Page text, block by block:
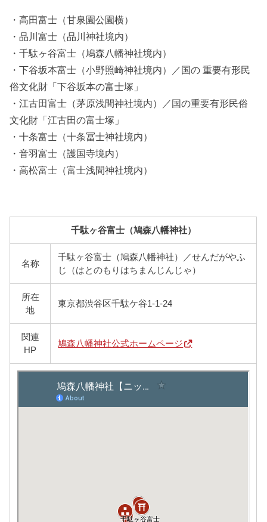
・高田富士（甘泉園公園横）
・品川富士（品川神社境内）
・千駄ヶ谷富士（鳩森八幡神社境内）
・下谷坂本富士（小野照崎神社境内）／国の 重要有形民
俗文化財「下谷坂本の富士塚」
・江古田富士（茅原浅間神社境内）／国の重要有形民俗
文化財「江古田の富士塚」
・十条富士（十条冨士神社境内）
・音羽富士（護国寺境内）
・高松富士（富士浅間神社境内）
千駄ヶ谷富士（鳩森八幡神社）
名称
千駄ヶ谷富士（鳩森八幡神社）／せんだがやふ
じ（はとのもりはちまんじんじゃ）
所在
地
東京都渋谷区千駄ケ谷1-1-24
関連
HP
鳩森八幡神社公式ホームページ